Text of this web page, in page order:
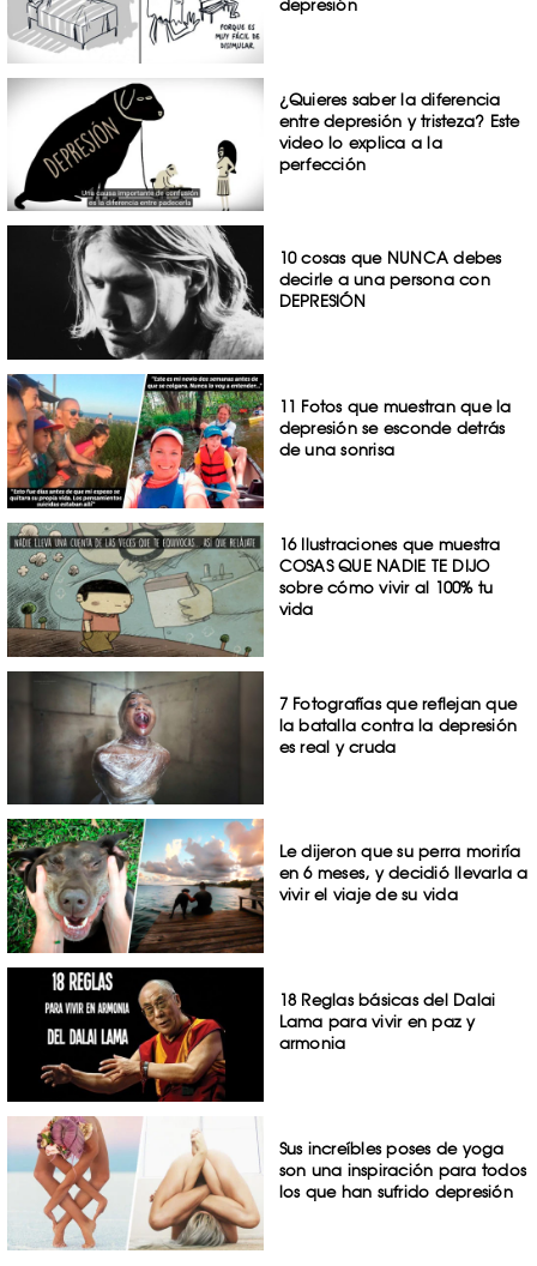
depresión
¿Quieres saber la diferencia
entre depresión y tristeza? Este
video lo explica a la
perfección
10 cosas que NUNCA debes
decirle a una persona con
DEPRESIÓN
11 Fotos que muestran que la
depresión se esconde detrás
de una sonrisa
16 Ilustraciones que muestra
COSAS QUE NADIE TE DIJO
sobre cómo vivir al 100% tu
vida
7 Fotografías que reflejan que
la batalla contra la depresión
es real y cruda
Le dijeron que su perra moriría
en 6 meses, y decidió llevarla a
vivir el viaje de su vida
18 Reglas básicas del Dalai
Lama para vivir en paz y
armonia
Sus increíbles poses de yoga
son una inspiración para todos
los que han sufrido depresión